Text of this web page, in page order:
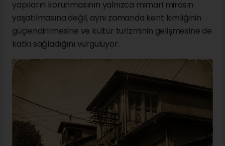
yapıların korunmasının yalnızca mimari mirasın
yaşatılmasına değil, aynı zamanda kent kimliğinin
güçlendirilmesine ve kültür turizminin gelişmesine de
katkı sağladığını vurguluyor.